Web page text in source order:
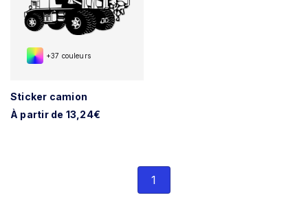
+37 couleurs
Sticker camion
À partir de 13,24€
1